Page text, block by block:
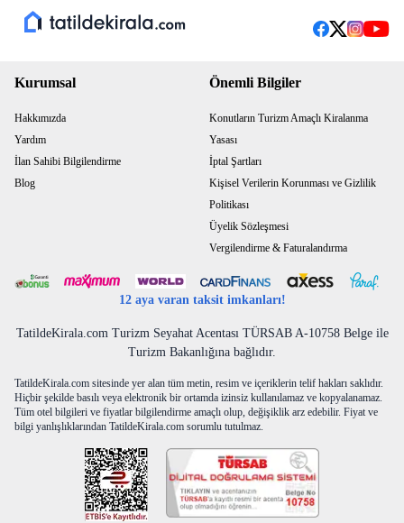
Kurumsal
Hakkımızda
Yardım
İlan Sahibi Bilgilendirme
Blog
Önemli Bilgiler
Konutların Turizm Amaçlı Kiralanma
Yasası
İptal Şartları
Kişisel Verilerin Korunması ve Gizlilik
Politikası
Üyelik Sözleşmesi
Vergilendirme & Faturalandırma
12 aya varan taksit imkanları!
TatildeKirala.com Turizm Seyahat Acentası TÜRSAB A-10758 Belge ile
Turizm Bakanlığına bağlıdır.
TatildeKirala.com sitesinde yer alan tüm metin, resim ve içeriklerin telif hakları saklıdır.
Hiçbir şekilde basılı veya elektronik bir ortamda izinsiz kullanılamaz ve kopyalanamaz.
Tüm otel bilgileri ve fiyatlar bilgilendirme amaçlı olup, değişiklik arz edebilir. Fiyat ve
bilgi yanlışlıklarından TatildeKirala.com sorumlu tutulmaz.